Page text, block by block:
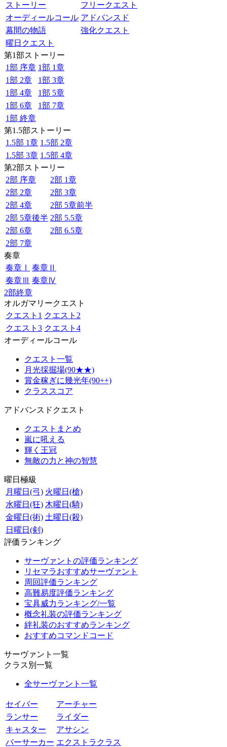
ストーリー
フリークエスト
オーディールコール アドバンスド
幕間の物語
強化クエスト
曜日クエスト
第1部ストーリー
1部 序章 1部 1章
1部 2章
1部 3章
1部 4章
1部 5章
1部 6章
1部 7章
1部 終章
第1.5部ストーリー
1.5部 1章 1.5部 2章
1.5部 3章 1.5部 4章
第2部ストーリー
2部 序章
2部 1章
2部 2章
2部 3章
2部 4章
2部 5章前半
2部 5章後半 2部 5.5章
2部 6章
2部 6.5章
2部 7章
奏章
奏章Ⅰ
奏章Ⅱ
奏章Ⅲ 奏章Ⅳ
2部終章
オルガマリークエスト
クエスト1 クエスト2
クエスト3 クエスト4
オーディールコール
クエスト一覧
月光採掘場(90★★)
賞金稼ぎに幾光年(90++)
クラススコア
アドバンスドクエスト
クエストまとめ
嵐に吼える
輝く王冠
無敵の力と神の智慧
曜日極級
月曜日(弓) 火曜日(槍)
水曜日(狂) 木曜日(騎)
金曜日(術) 土曜日(殺)
日曜日(剣)
評価ランキング
サーヴァントの評価ランキング
リセマラおすすめサーヴァント
周回評価ランキング
高難易度評価ランキング
宝具威力ランキング/一覧
概念礼装の評価ランキング
絆礼装のおすすめランキング
おすすめコマンドコード
サーヴァント一覧
クラス別一覧
全サーヴァント一覧
セイバー
アーチャー
ランサー
ライダー
キャスター
アサシン
バーサーカー エクストラクラス